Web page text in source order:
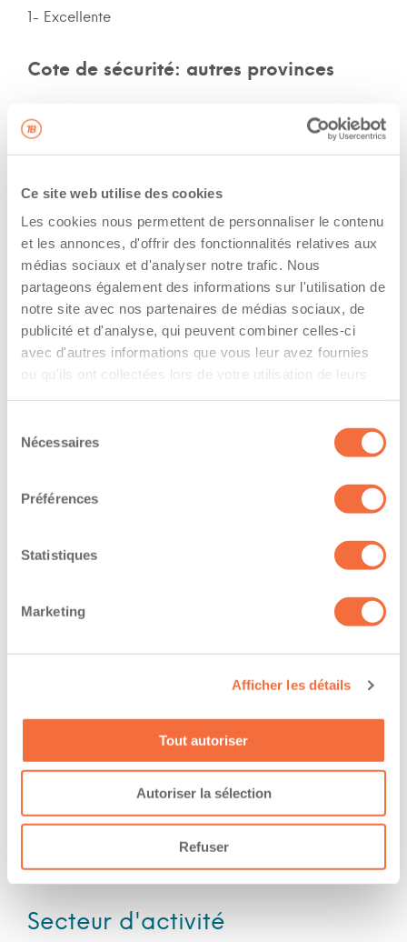
Ce site web utilise des cookies
Les cookies nous permettent de personnaliser le contenu
et les annonces, d'offrir des fonctionnalités relatives aux
médias sociaux et d'analyser notre trafic. Nous
partageons également des informations sur l'utilisation de
notre site avec nos partenaires de médias sociaux, de
publicité et d'analyse, qui peuvent combiner celles-ci
avec d'autres informations que vous leur avez fournies
ou qu'ils ont collectées lors de votre utilisation de leurs
Nécessaires
Préférences
Statistiques
Marketing
Afficher les détails
Tout autoriser
Autoriser la sélection
Refuser
1- Excellente
Cote de sécurité: autres provinces
Assurances et immatriculation
Possède ses propres assurances
Veux adhérer aux assurances de la flotte de
l’entreprise
The driver hold a driving licence from:
quebec
Has a vehicle registered in the following
province:
The owner-operator has the ability to
work at/during :
Jour
Expérience
Secteur d'activité